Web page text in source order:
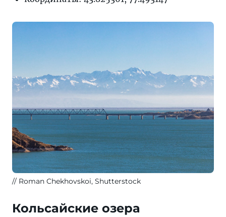
Roman Chekhovskoi, Shutterstock
Кольсайские озера